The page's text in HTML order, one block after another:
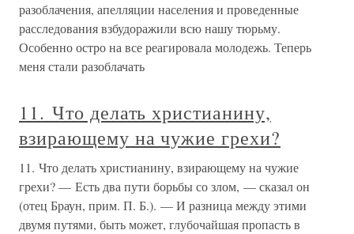
разоблачения, апелляции населения и проведенные
расследования взбудоражили всю нашу тюрьму.
Особенно остро на все реагировала молодежь. Теперь
меня стали разоблачать
11. Что делать христианину,
взирающему на чужие грехи?
11. Что делать христианину, взирающему на чужие
грехи? — Есть два пути борьбы со злом, — сказал он
(отец Браун, прим. П. Б.). — И разница между этими
двумя путями, быть может, глубочайшая пропасть в